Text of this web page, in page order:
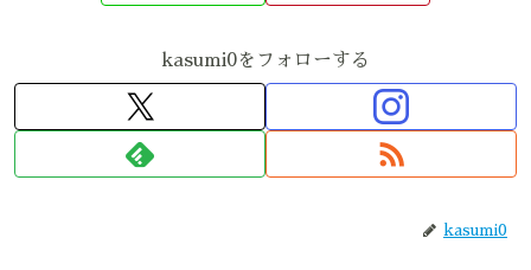
kasumi0をフォローする
kasumi0